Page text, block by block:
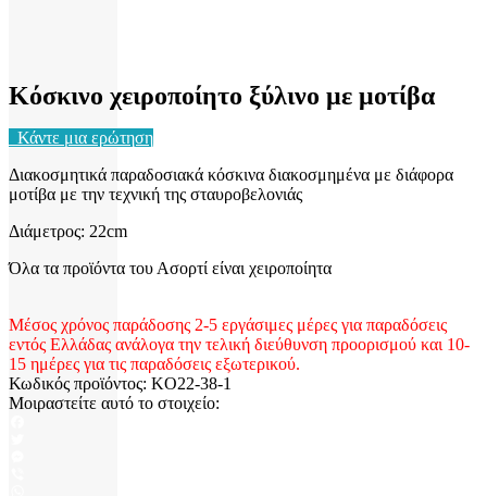
Κόσκινο χειροποίητο ξύλινο με μοτίβα
Κάντε μια ερώτηση
Διακοσμητικά παραδοσιακά κόσκινα διακοσμημένα με διάφορα
μοτίβα με την τεχνική της σταυροβελονιάς
Διάμετρος: 22cm
Όλα τα προϊόντα του Ασορτί είναι χειροποίητα
Μέσος χρόνος παράδοσης 2-5 εργάσιμες μέρες για παραδόσεις
εντός Ελλάδας ανάλογα την τελική διεύθυνση προορισμού και 10-
15 ημέρες για τις παραδόσεις εξωτερικού.
Κωδικός προϊόντος: KO22-38-1
Μοιραστείτε αυτό το στοιχείο: